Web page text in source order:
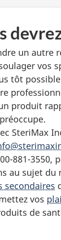
un autre
vos
tôt
produit
SteriMax
881-3550,
au sujet du
secondaires
vos
de